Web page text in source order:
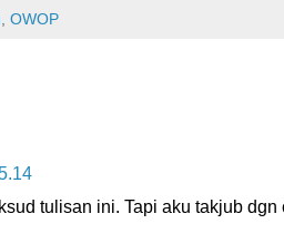
OWOP
tulisan ini. Tapi aku takjub